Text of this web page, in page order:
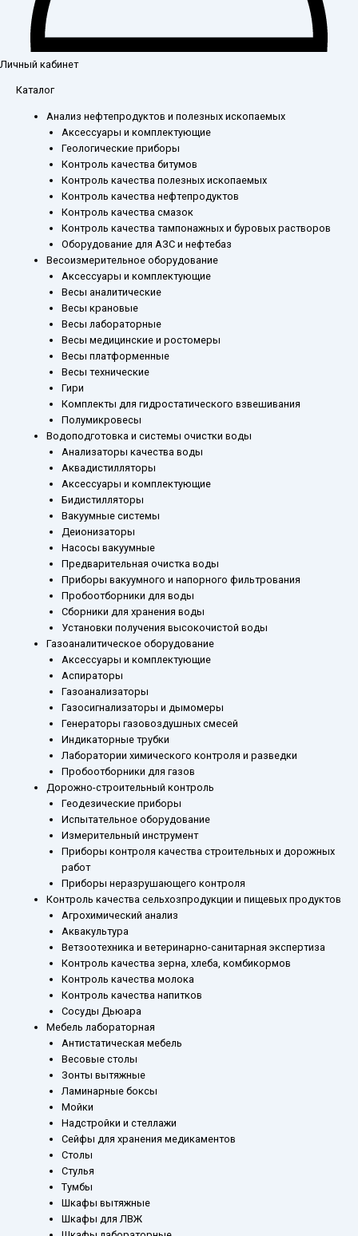
Личный кабинет
Каталог
Анализ нефтепродуктов и полезных ископаемых
Аксессуары и комплектующие
Геологические приборы
Контроль качества битумов
Контроль качества полезных ископаемых
Контроль качества нефтепродуктов
Контроль качества смазок
Контроль качества тампонажных и буровых растворов
Оборудование для АЗС и нефтебаз
Весоизмерительное оборудование
Аксессуары и комплектующие
Весы аналитические
Весы крановые
Весы лабораторные
Весы медицинские и ростомеры
Весы платформенные
Весы технические
Гири
Комплекты для гидростатического взвешивания
Полумикровесы
Водоподготовка и системы очистки воды
Анализаторы качества воды
Аквадистилляторы
Аксессуары и комплектующие
Бидистилляторы
Вакуумные системы
Деионизаторы
Насосы вакуумные
Предварительная очистка воды
Приборы вакуумного и напорного фильтрования
Пробоотборники для воды
Сборники для хранения воды
Установки получения высокочистой воды
Газоаналитическое оборудование
Аксессуары и комплектующие
Аспираторы
Газоанализаторы
Газосигнализаторы и дымомеры
Генераторы газовоздушных смесей
Индикаторные трубки
Лаборатории химического контроля и разведки
Пробоотборники для газов
Дорожно-строительный контроль
Геодезические приборы
Испытательное оборудование
Измерительный инструмент
Приборы контроля качества строительных и дорожных
работ
Приборы неразрушающего контроля
Контроль качества сельхозпродукции и пищевых продуктов
Агрохимический анализ
Аквакультура
Ветзоотехника и ветеринарно-санитарная экспертиза
Контроль качества зерна, хлеба, комбикормов
Контроль качества молока
Контроль качества напитков
Сосуды Дьюара
Мебель лабораторная
Антистатическая мебель
Весовые столы
Зонты вытяжные
Ламинарные боксы
Мойки
Надстройки и стеллажи
Сейфы для хранения медикаментов
Столы
Стулья
Тумбы
Шкафы вытяжные
Шкафы для ЛВЖ